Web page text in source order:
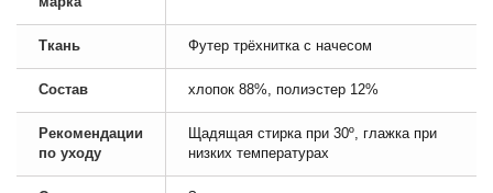
Ткань Футер трёхнитка с начесом
Состав хлопок 88%, полиэстер 12%
Рекомендации
по уходу
Щадящая стирка при 30º, глажка при
низких температурах